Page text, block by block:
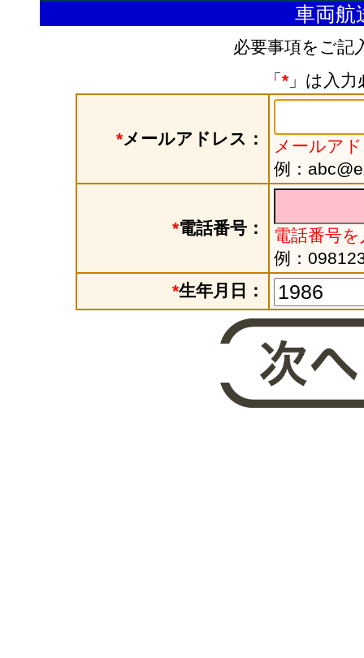
車両航
必要事項をご記
「 *」は入力
*メールアドレス：
メールア
例：
*電話番号：
電話番号
例：
*生年月日：